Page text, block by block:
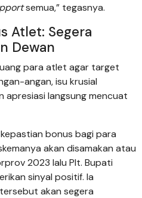
semua,” tegasnya.
Atlet: Segera
Dewan
para atlet agar target
angan, isu krusial
apresiasi langsung mencuat
bonus bagi para
akan disamakan atau
2023 lalu Plt. Bupati
sinyal positif. Ia
akan segera